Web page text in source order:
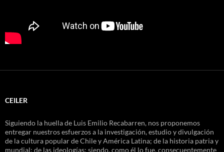
CEILER
Siguiendo la huella de Luis Emilio Recabarren, nos proponemos
entregar nuestros esfuerzos a la investigación, estudio y divulgación
de la cultura popular de Chile y América Latina; de la historia patria y
mundial; de las ideologías; siendo, como él lo fue, consecuentemente